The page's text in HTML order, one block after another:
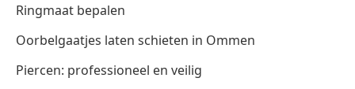
Ringmaat bepalen
Oorbelgaatjes laten schieten in Ommen
Piercen: professioneel en veilig